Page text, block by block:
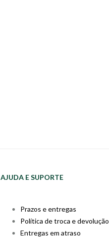
AJUDA E SUPORTE
Prazos e entregas
Política de troca e devolução
Entregas em atraso